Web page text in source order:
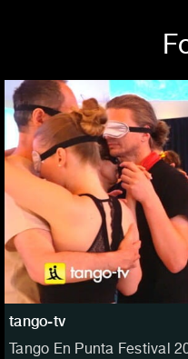
tango-tv
Tango En Punta Festival